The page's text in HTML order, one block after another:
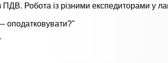
Робота із різними експедиторами у
оподатковувати?"